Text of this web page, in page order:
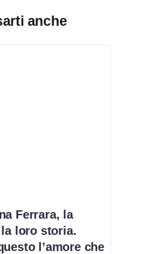
anche
Ferrara, la
loro storia.
l’amore che